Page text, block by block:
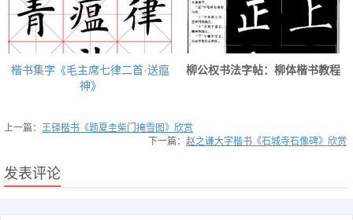
楷书集字《毛主席七律二首·送瘟
神》
柳公权书法字帖：柳体楷书教程
上一篇： 王铎楷书《题夏圭柴门掩雪图》欣赏
下一篇： 赵之谦大字楷书《石城寺石像碑》欣赏
发表评论